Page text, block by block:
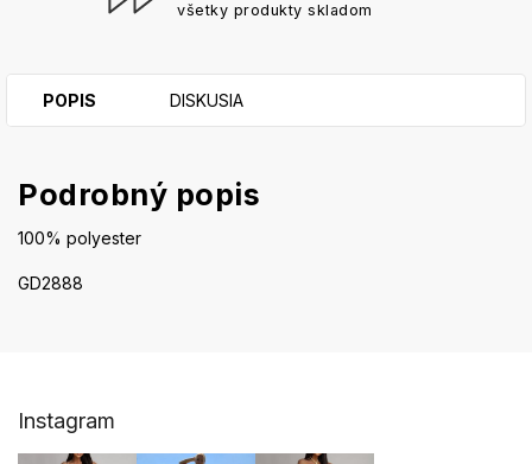
všetky produkty skladom
POPIS DISKUSIA
Podrobný popis
100% polyester
GD2888
Instagram